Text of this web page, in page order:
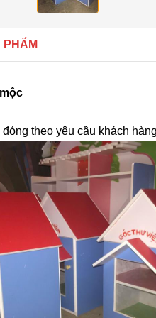
PHẨM
theo yêu cầu khách